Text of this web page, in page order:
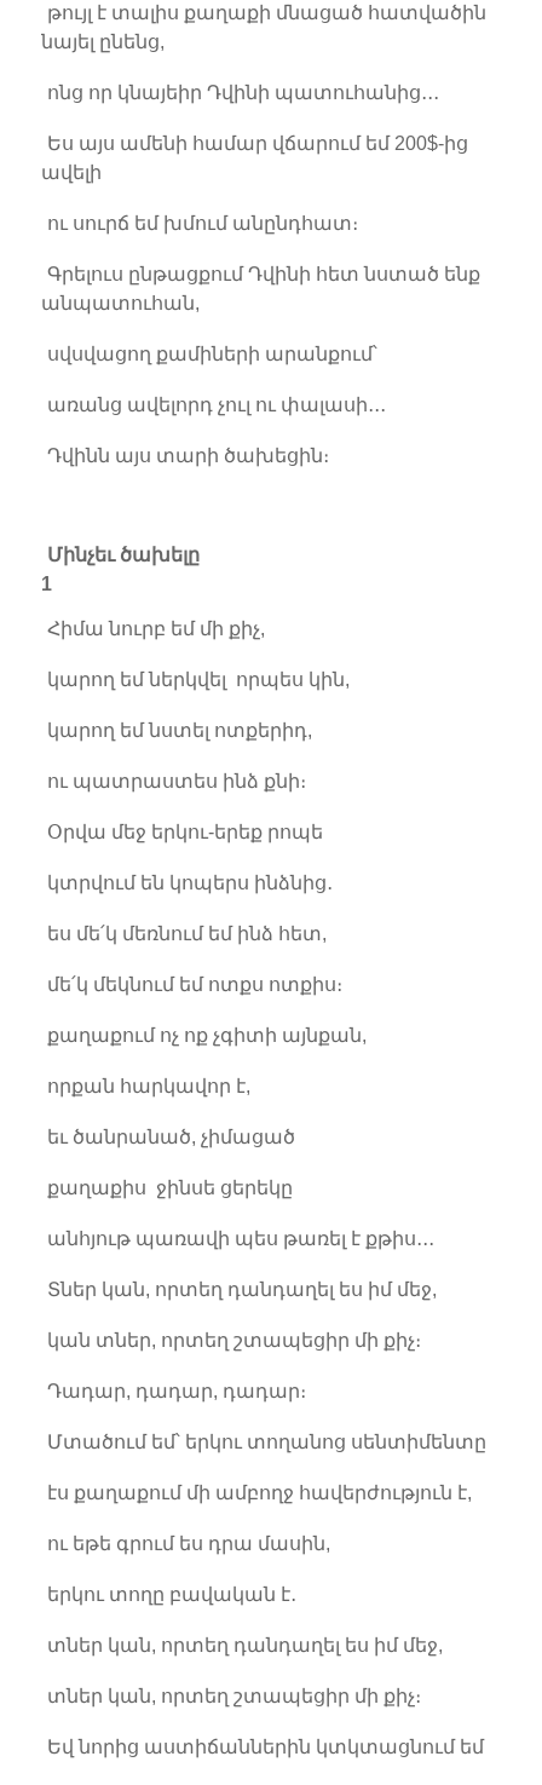
թույլ է տալիս քաղաքի մնացած հատվածին
նայել ընենց,
ոնց որ կնայեիր Դվինի պատուհանից․․․
Ես այս ամենի համար վճարում եմ 200$-ից
ավելի
ու սուրճ եմ խմում անընդհատ։
Գրելուս ընթացքում Դվինի հետ նստած ենք
անպատուհան,
սվսվացող քամիների արանքում՝
առանց ավելորդ չուլ ու փալասի․․․
Դվինն այս տարի ծախեցին։
Մինչեւ ծախելը
1
Հիմա նուրբ եմ մի քիչ,
կարող եմ ներկվել որպես կին,
կարող եմ նստել ոտքերիդ,
ու պատրաստես ինձ քնի։
Օրվա մեջ երկու-երեք րոպե
կտրվում են կոպերս ինձնից․
ես մե՛կ մեռնում եմ ինձ հետ,
մե՛կ մեկնում եմ ոտքս ոտքիս։
քաղաքում ոչ ոք չգիտի այնքան,
որքան հարկավոր է,
եւ ծանրանած, չիմացած
քաղաքիս ջինսե ցերեկը
անհյութ պառավի պես թառել է քթիս․․․
Տներ կան, որտեղ դանդաղել ես իմ մեջ,
կան տներ, որտեղ շտապեցիր մի քիչ։
Դադար, դադար, դադար։
Մտածում եմ՝ երկու տողանոց սենտիմենտը
էս քաղաքում մի ամբողջ հավերժություն է,
ու եթե գրում ես դրա մասին,
երկու տողը բավական է․
տներ կան, որտեղ դանդաղել ես իմ մեջ,
տներ կան, որտեղ շտապեցիր մի քիչ։
Եվ նորից աստիճաններին կտկտացնում եմ